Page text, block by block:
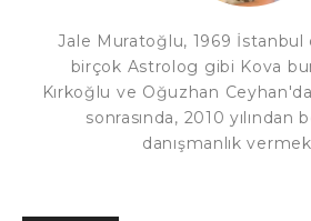
Jale Muratoğlu, 1969
birçok Astrolog gibi Kova
Kırkoğlu ve Oğuzhan
sonrasında, 2010 yılından
danışmanlık